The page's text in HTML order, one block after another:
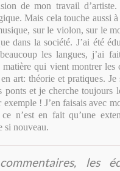
de mon travail
Mais cela touche aussi
sur le violon, sur le
dans la société. J’ai été
les langues, j’ai
qui vient montrer les
art: théorie et pratiques.
ponts et je cherche toujours
exemple ! J’en faisais avec
n’est en fait qu’une
si nouveau.
les